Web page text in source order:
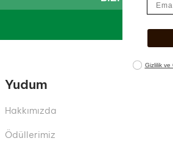
Yudum
Hakkımızda
Ödüllerimiz